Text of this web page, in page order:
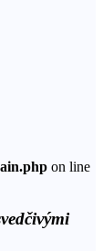
on line